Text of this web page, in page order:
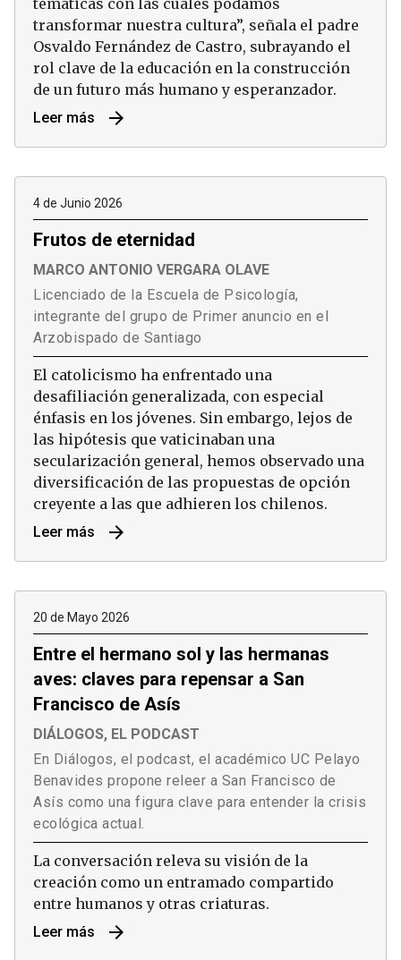
temáticas con las cuales podamos
transformar nuestra cultura”, señala el padre
Osvaldo Fernández de Castro, subrayando el
rol clave de la educación en la construcción
de un futuro más humano y esperanzador.
Leer más arrow_forward
4 de Junio 2026
Frutos de eternidad
MARCO ANTONIO VERGARA OLAVE
Licenciado de la Escuela de Psicología,
integrante del grupo de Primer anuncio en el
Arzobispado de Santiago
El catolicismo ha enfrentado una
desafiliación generalizada, con especial
énfasis en los jóvenes. Sin embargo, lejos de
las hipótesis que vaticinaban una
secularización general, hemos observado una
diversificación de las propuestas de opción
creyente a las que adhieren los chilenos.
Leer más arrow_forward
20 de Mayo 2026
Entre el hermano sol y las hermanas
aves: claves para repensar a San
Francisco de Asís
DIÁLOGOS, EL PODCAST
En Diálogos, el podcast, el académico UC Pelayo
Benavides propone releer a San Francisco de
Asís como una figura clave para entender la crisis
ecológica actual.
La conversación releva su visión de la
creación como un entramado compartido
entre humanos y otras criaturas.
Leer más arrow_forward